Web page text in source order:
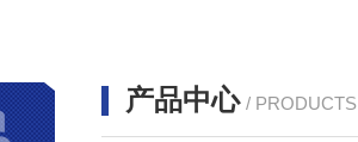
产品中心 / PRODUCTS